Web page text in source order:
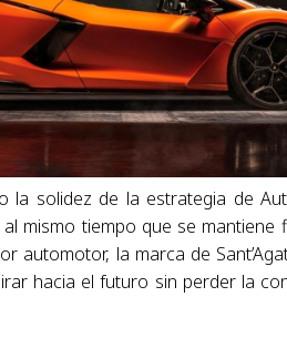
solidez de la estrategia de
mismo tiempo que se
automotor, la marca de
hacia el futuro sin perder la